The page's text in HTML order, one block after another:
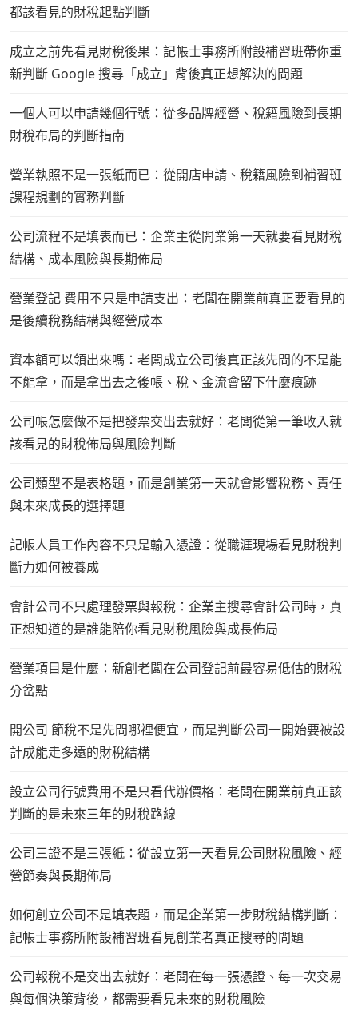
都該看見的財稅起點判斷
成立之前先看見財稅後果：記帳士事務所附設補習班帶你重
新判斷 Google 搜尋「成立」背後真正想解決的問題
一個人可以申請幾個行號：從多品牌經營、稅籍風險到長期
財稅布局的判斷指南
營業執照不是一張紙而已：從開店申請、稅籍風險到補習班
課程規劃的實務判斷
公司流程不是填表而已：企業主從開業第一天就要看見財稅
結構、成本風險與長期佈局
營業登記 費用不只是申請支出：老闆在開業前真正要看見的
是後續稅務結構與經營成本
資本額可以領出來嗎：老闆成立公司後真正該先問的不是能
不能拿，而是拿出去之後帳、稅、金流會留下什麼痕跡
公司帳怎麼做不是把發票交出去就好：老闆從第一筆收入就
該看見的財稅佈局與風險判斷
公司類型不是表格題，而是創業第一天就會影響稅務、責任
與未來成長的選擇題
記帳人員工作內容不只是輸入憑證：從職涯現場看見財稅判
斷力如何被養成
會計公司不只處理發票與報稅：企業主搜尋會計公司時，真
正想知道的是誰能陪你看見財稅風險與成長佈局
營業項目是什麼：新創老闆在公司登記前最容易低估的財稅
分岔點
開公司 節稅不是先問哪裡便宜，而是判斷公司一開始要被設
計成能走多遠的財稅結構
設立公司行號費用不是只看代辦價格：老闆在開業前真正該
判斷的是未來三年的財稅路線
公司三證不是三張紙：從設立第一天看見公司財稅風險、經
營節奏與長期佈局
如何創立公司不是填表題，而是企業第一步財稅結構判斷：
記帳士事務所附設補習班看見創業者真正搜尋的問題
公司報稅不是交出去就好：老闆在每一張憑證、每一次交易
與每個決策背後，都需要看見未來的財稅風險